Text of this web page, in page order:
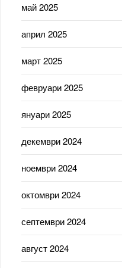
май 2025
април 2025
март 2025
февруари 2025
януари 2025
декември 2024
ноември 2024
октомври 2024
септември 2024
август 2024